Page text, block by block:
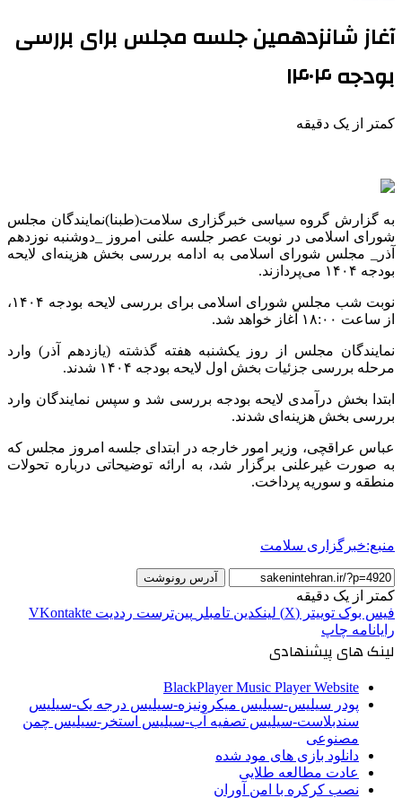
آغاز شانزدهمین جلسه مجلس برای بررسی
بودجه ۱۴۰۴
کمتر از یک دقیقه
به گزارش گروه سیاسی خبرگزاری سلامت(طبنا)نمایندگان مجلس
شورای اسلامی در نوبت عصر جلسه علنی امروز _دوشنبه نوزدهم
آذر_ مجلس شورای اسلامی به ادامه بررسی بخش هزینه‌ای لایحه
بودجه
می‌پردازند.
نوبت شب مجلس شورای اسلامی برای بررسی لایحه بودجه
۱۴۰۴،
از ساعت ۱۸:۰۰ آغاز خواهد شد.
نمایندگان مجلس از روز یکشنبه هفته گذشته (یازدهم آذر) وارد
مرحله بررسی جزئیات بخش اول لایحه بودجه
شدند.
ابتدا بخش درآمدی لایحه بودجه بررسی شد و سپس نمایندگان وارد
بررسی بخش هزینه‌ای شدند.
عباس عراقچی، وزیر امور خارجه در ابتدای جلسه امروز مجلس که
به صورت غیرعلنی برگزار شد، به ارائه توضیحاتی درباره تحولات
منطقه و سوریه پرداخت.
منبع:خبرگزاری سلامت
آدرس رونوشت
کمتر از یک دقیقه
فیس بوک توییتر (X) لینکدین ‫تامبلر ‫پین‌ترست ‫رددیت ‫VKontakte
رایانامه چاپ
لینک های پیشنهادی
BlackPlayer Music Player Website
پودر سیلیس-سیلیس میکرونیزه-سیلیس درجه یک-سیلیس
سندبلاست-سیلیس تصفیه آب-سیلیس استخر-سیلیس چمن
مصنوعی
دانلود بازی های مود شده
عادت مطالعه طلایی
نصب کرکره با امن آوران